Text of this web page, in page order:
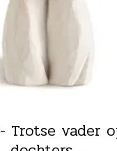
Trotse vader